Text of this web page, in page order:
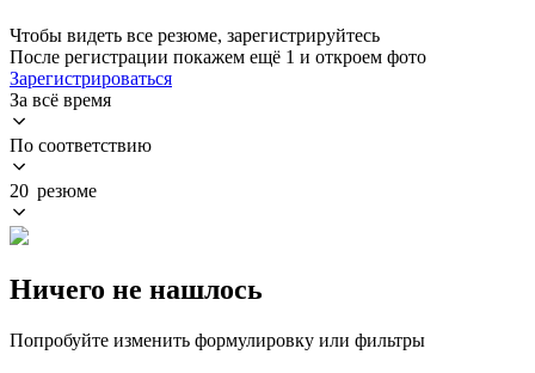
Чтобы видеть все резюме, зарегистрируйтесь
После регистрации покажем ещё 1 и откроем фото
Зарегистрироваться
За всё время
По соответствию
20 резюме
Ничего не нашлось
Попробуйте изменить формулировку или фильтры